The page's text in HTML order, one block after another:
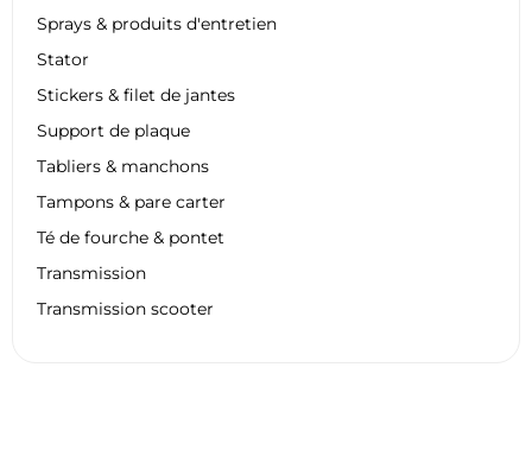
Sprays & produits d'entretien
Stator
Stickers & filet de jantes
Support de plaque
Tabliers & manchons
Tampons & pare carter
Té de fourche & pontet
Transmission
Transmission scooter